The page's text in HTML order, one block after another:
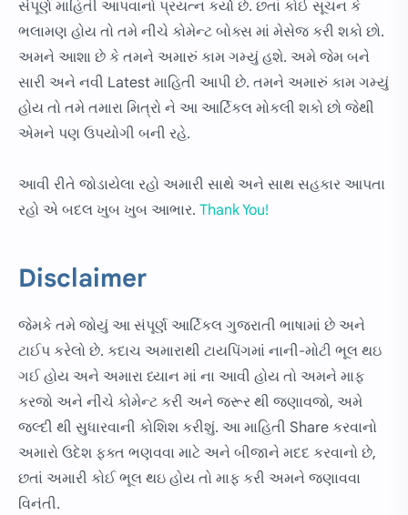
સંપૂર્ણ માહિતી આપવાનો પ્રયત્ન કર્યો છે. છતાં કોઈ સૂચન કે
ભલામણ હોય તો તમે નીચે કોમેન્ટ બોક્સ માં મેસેજ કરી શકો છો.
અમને આશા છે કે તમને અમારું કામ ગમ્યું હશે. અમે જેમ બને
સારી અને નવી Latest માહિતી આપી છે. તમને અમારું કામ ગમ્યું
હોય તો તમે તમારા મિત્રો ને આ આર્ટિકલ મોકલી શકો છો જેથી
એમને પણ ઉપયોગી બની રહે.
આવી રીતે જોડાયેલા રહો અમારી સાથે અને સાથ સહકાર આપતા
રહો એ બદલ ખુબ ખુબ આભાર. Thank You!
Disclaimer
જેમકે તમે જોયું આ સંપૂર્ણ આર્ટિકલ ગુજરાતી ભાષામાં છે અને
ટાઈપ કરેલો છે. કદાચ અમારાથી ટાયપિંગમાં નાની-મોટી ભૂલ થઇ
ગઈ હોય અને અમારા ધ્યાન માં ના આવી હોય તો અમને માફ
કરજો અને નીચે કોમેન્ટ કરી અને જરૂર થી જણાવજો, અમે
જલ્દી થી સુધારવાની કોશિશ કરીશું. આ માહિતી Share કરવાનો
અમારો ઉદેશ ફક્ત ભણવવા માટે અને બીજાને મદદ કરવાનો છે,
છતાં અમારી કોઈ ભૂલ થઇ હોય તો માફ કરી અમને જણાવવા
વિનંતી.